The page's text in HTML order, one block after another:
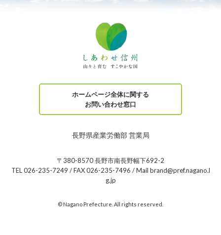
ホームページ全体に関する
お問い合わせ窓口
長野県産業労働部 営業局
〒380-8570 長野市南長野幅下692-2
TEL 026-235-7249 / FAX 026-235-7496 / Mail brand@pref.nagano.l
g.jp
© Nagano Prefecture. All rights reserved.